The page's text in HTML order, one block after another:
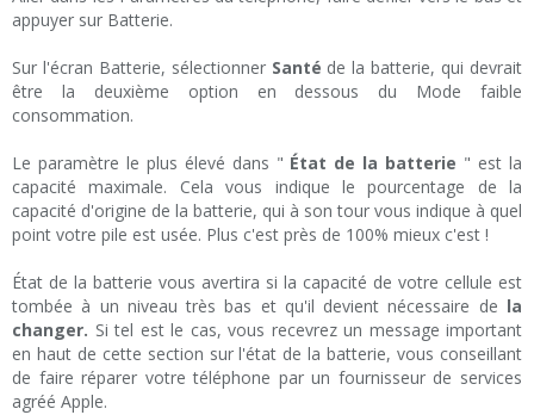
appuyer sur Batterie.
Sur l'écran Batterie, sélectionner Santé de la batterie, qui devrait
être la deuxième option en dessous du Mode faible
consommation.
Le paramètre le plus élevé dans " État de la batterie " est la
capacité maximale. Cela vous indique le pourcentage de la
capacité d'origine de la batterie, qui à son tour vous indique à quel
point votre pile est usée. Plus c'est près de 100% mieux c'est !
État de la batterie vous avertira si la capacité de votre cellule est
tombée à un niveau très bas et qu'il devient nécessaire de la
changer. Si tel est le cas, vous recevrez un message important
en haut de cette section sur l'état de la batterie, vous conseillant
de faire réparer votre téléphone par un fournisseur de services
agréé Apple.